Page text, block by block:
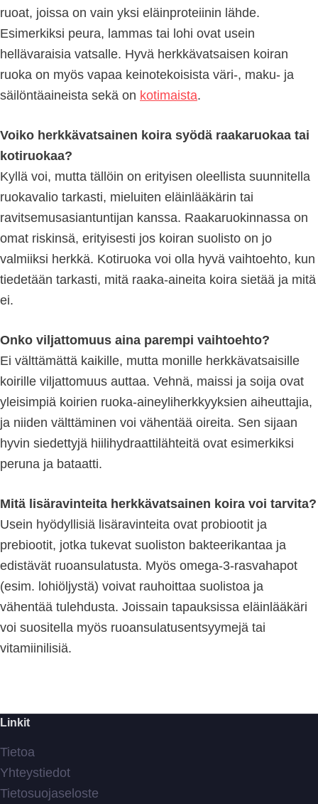
ruoat, joissa on vain yksi eläinproteiinin lähde.
Esimerkiksi peura, lammas tai lohi ovat usein
hellävaraisia vatsalle. Hyvä herkkävatsaisen koiran
ruoka on myös vapaa keinotekoisista väri-, maku- ja
säilöntäaineista sekä on kotimaista.
Voiko herkkävatsainen koira syödä raakaruokaa tai
kotiruokaa?
Kyllä voi, mutta tällöin on erityisen oleellista suunnitella
ruokavalio tarkasti, mieluiten eläinlääkärin tai
ravitsemusasiantuntijan kanssa. Raakaruokinnassa on
omat riskinsä, erityisesti jos koiran suolisto on jo
valmiiksi herkkä. Kotiruoka voi olla hyvä vaihtoehto, kun
tiedetään tarkasti, mitä raaka-aineita koira sietää ja mitä
ei.
Onko viljattomuus aina parempi vaihtoehto?
Ei välttämättä kaikille, mutta monille herkkävatsaisille
koirille viljattomuus auttaa. Vehnä, maissi ja soija ovat
yleisimpiä koirien ruoka-aineyliherkkyyksien aiheuttajia,
ja niiden välttäminen voi vähentää oireita. Sen sijaan
hyvin siedettyjä hiilihydraattilähteitä ovat esimerkiksi
peruna ja bataatti.
Mitä lisäravinteita herkkävatsainen koira voi tarvita?
Usein hyödyllisiä lisäravinteita ovat probiootit ja
prebiootit, jotka tukevat suoliston bakteerikantaa ja
edistävät ruoansulatusta. Myös omega-3-rasvahapot
(esim. lohiöljystä) voivat rauhoittaa suolistoa ja
vähentää tulehdusta. Joissain tapauksissa eläinlääkäri
voi suositella myös ruoansulatusentsyymejä tai
vitamiinilisiä.
Linkit
Tietoa
Yhteystiedot
Tietosuojaseloste